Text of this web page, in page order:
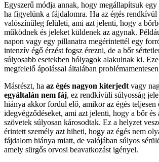
Egyszerű módja annak, hogy megállapítsuk egy
ha figyelünk a fájdalomra. Ha az égés rendkívül
valószínűleg felületi, ami azt jelenti, hogy a
működnek és jeleket küldenek az agynak.
napon vagy egy pillanatra megérintettél egy
intenzív égő érzést fogsz érezni, de a bőr
súlyosabb esetekben hólyagok alakulnak ki.
megfelelő ápolással általában
Másrészt, ha az égés nagyon kiterjedt vagy
egyáltalán nem fáj, ez rendkívüli súlyosság
hiánya akkor fordul elő, amikor az égés teljesen
idegvégződéseket, ami azt jelenti, hogy a bőr és
szövetek súlyosan károsodtak. Ez a helyzet
érintett személy azt hiheti, hogy az égés nem
fájdalom hiánya miatt, de valójában súlyos
amely sürgős orvosi beavatkozást igényel.